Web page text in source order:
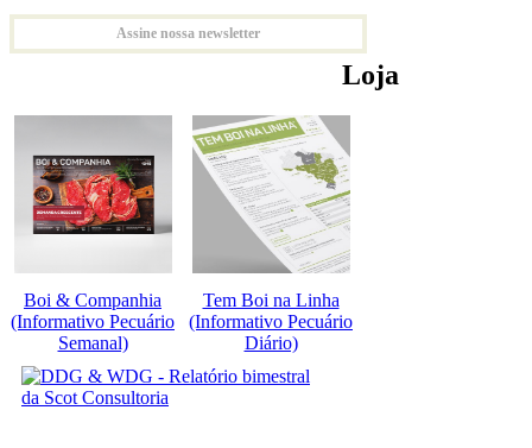
Assine nossa newsletter
Loja
Boi & Companhia
(Informativo Pecuário
Semanal)
Tem Boi na Linha
(Informativo Pecuário
Diário)